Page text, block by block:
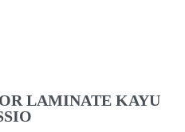
LAMINATE KAYU